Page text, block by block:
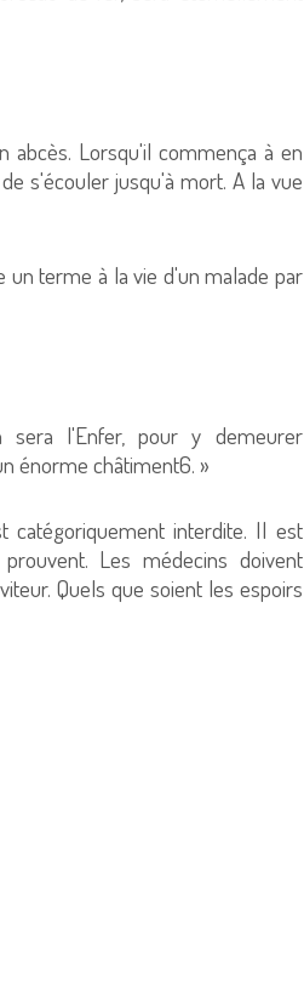
abcès. Lorsqu'il commença à en
s'écouler jusqu'à mort. A la vue
terme à la vie d'un malade par
sera l'Enfer, pour y demeurer
énorme châtiment6. »
catégoriquement interdite. Il est
Les médecins doivent
Quels que soient les espoirs